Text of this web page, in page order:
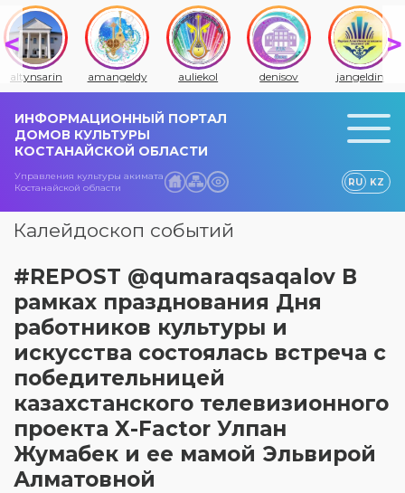
altynsarin amangeldy auliekol denisov jangeldin
ИНФОРМАЦИОННЫЙ ПОРТАЛ
ДОМОВ КУЛЬТУРЫ
КОСТАНАЙСКОЙ ОБЛАСТИ
Управления культуры акимата
Костанайской области
RU KZ
Калейдоскоп событий
#REPOST @qumaraqsaqalov В
рамках празднования Дня
работников культуры и
искусства состоялась встреча с
победительницей
казахстанского телевизионного
проекта X-Factor Улпан
Жумабек и ее мамой Эльвирой
Алматовной